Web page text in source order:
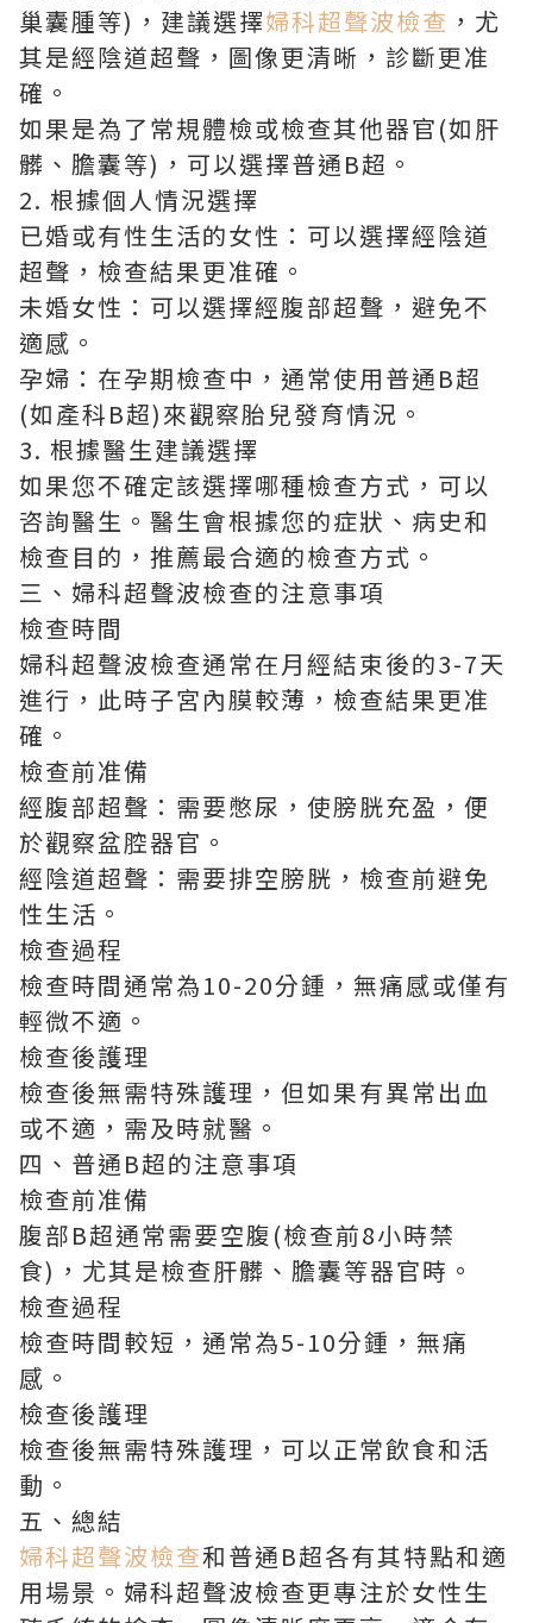
巢囊腫等)，建議選擇婦科超聲波檢查 ，尤
其是經陰道超聲，圖像更清晰，診斷更准
確。
如果是為了常規體檢或檢查其他器官(如肝
髒、膽囊等)，可以選擇普通B超。
2. 根據個人情況選擇
已婚或有性生活的女性：可以選擇經陰道
超聲，檢查結果更准確。
未婚女性：可以選擇經腹部超聲，避免不
適感。
孕婦：在孕期檢查中，通常使用普通B超
(如產科B超)來觀察胎兒發育情況。
3. 根據醫生建議選擇
如果您不確定該選擇哪種檢查方式，可以
咨詢醫生。醫生會根據您的症狀、病史和
檢查目的，推薦最合適的檢查方式。
三、婦科超聲波檢查的注意事項
檢查時間
婦科超聲波檢查通常在月經結束後的3-7天
進行，此時子宮內膜較薄，檢查結果更准
確。
檢查前准備
經腹部超聲：需要憋尿，使膀胱充盈，便
於觀察盆腔器官。
經陰道超聲：需要排空膀胱，檢查前避免
性生活。
檢查過程
檢查時間通常為10-20分鍾，無痛感或僅有
輕微不適。
檢查後護理
檢查後無需特殊護理，但如果有異常出血
或不適，需及時就醫。
四、普通B超的注意事項
檢查前准備
腹部B超通常需要空腹(檢查前8小時禁
食)，尤其是檢查肝髒、膽囊等器官時。
檢查過程
檢查時間較短，通常為5-10分鍾，無痛
感。
檢查後護理
檢查後無需特殊護理，可以正常飲食和活
動。
五、總結
婦科超聲波檢查和普通B超各有其特點和適
用場景。婦科超聲波檢查更專注於女性生